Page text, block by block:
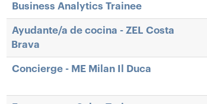
Business Analytics Trainee
Ayudante/a de cocina - ZEL Costa
Brava
Concierge - ME Milan Il Duca